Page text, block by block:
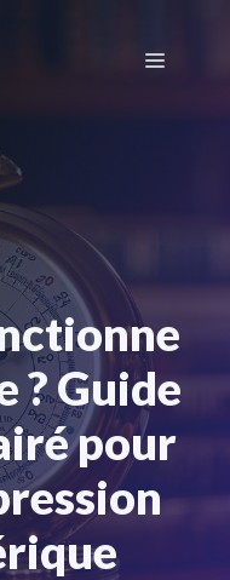
Menu
? Guide
pour